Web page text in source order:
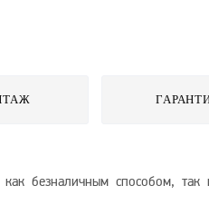
безналичным способом, так